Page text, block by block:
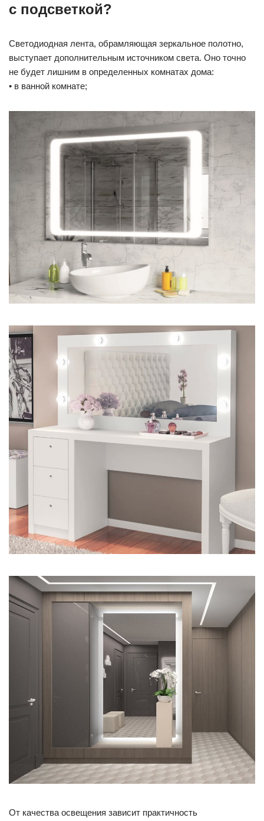
с подсветкой?
Светодиодная лента, обрамляющая зеркальное полотно,
выступает дополнительным источником света. Оно точно
не будет лишним в определенных комнатах дома:
• в ванной комнате;
От качества освещения зависит практичность